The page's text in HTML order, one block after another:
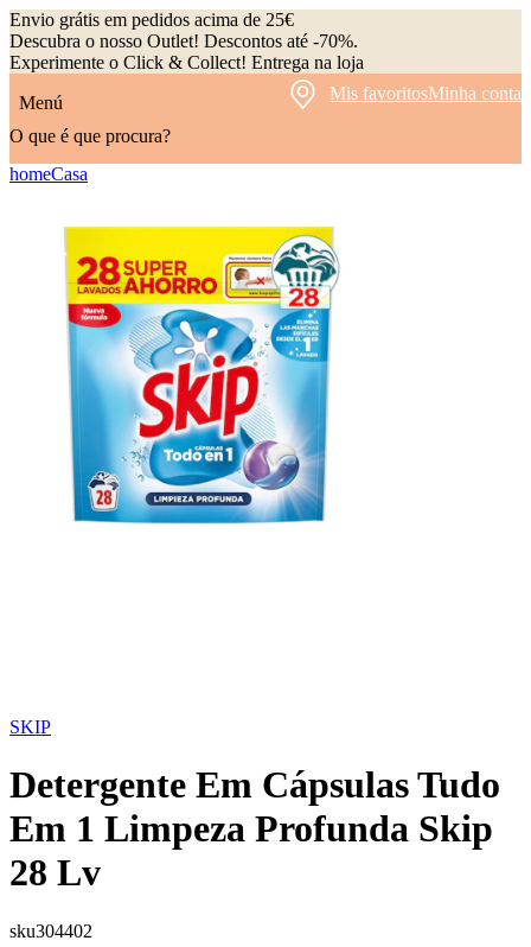
Envio grátis em pedidos acima de 25€
Descubra o nosso Outlet! Descontos até -70%.
Experimente o Click & Collect! Entrega na loja
Menú
Mis favoritosMinha conta
O que é que procura?
homeCasa
SKIP
Detergente Em Cápsulas Tudo
Em 1 Limpeza Profunda Skip
28 Lv
sku304402